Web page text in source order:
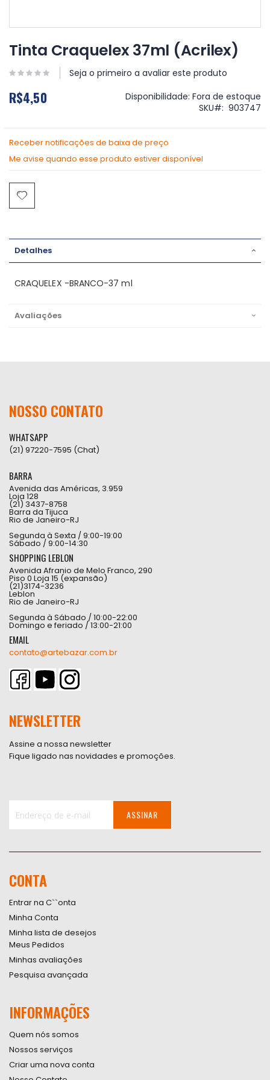
para
o
da
de
Tinta Craquelex 37ml (Acrilex)
Seja o primeiro a avaliar este produto
R$4,50 Disponibilidade: Fora de estoque
SKU
903747
Receber notificações de baixa de preço
Me avise quando esse produto estiver disponível
Detalhes
CRAQUELEX -BRANCO-37 ml
Avaliações
NOSSO CONTATO
WHATSAPP
(21) 97220-7595 (Chat)
BARRA
Avenida das Américas, 3.959
Loja 128
(21) 3437-8758
Barra da Tijuca
Rio de Janeiro-RJ
Segunda à Sexta / 9:00-19:00
Sábado / 9:00-14:30
SHOPPING LEBLON
Avenida Afranio de Melo Franco, 290
Piso 0 Loja 15 (expansão)
(21)3174-3236
Leblon
Rio de Janeiro-RJ
Segunda à Sábado / 10:00-22:00
Domingo e feriado / 13:00-21:00
EMAIL
contato@artebazar.com.br
NEWSLETTER
Assine a nossa newsletter
Fique ligado nas novidades e promoções.
Newsletter:
ASSINAR
CONTA
Entrar na C``onta
Minha Conta
Minha lista de desejos
Meus Pedidos
Minhas avaliações
Pesquisa avançada
INFORMAÇÕES
Quem nós somos
Nossos serviços
Criar uma nova conta